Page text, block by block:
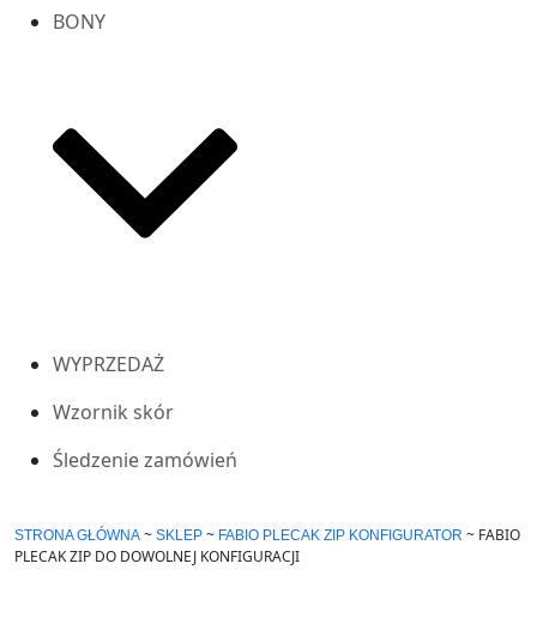
BONY
WYPRZEDAŻ
Wzornik skór
Śledzenie zamówień
STRONA GŁÓWNA ~ SKLEP ~ FABIO PLECAK ZIP KONFIGURATOR ~ FABIO
PLECAK ZIP DO DOWOLNEJ KONFIGURACJI